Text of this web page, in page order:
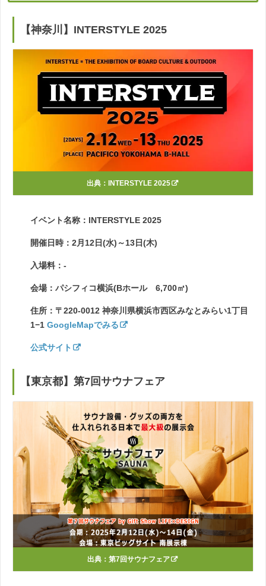
【神奈川】INTERSTYLE 2025
出典： INTERSTYLE 2025
イベント名称：INTERSTYLE 2025
開催日時：2月12日(水)～13日(木)
入場料：-
会場：パシフィコ横浜(Bホール 6,700㎡)
住所：〒220-0012 神奈川県横浜市西区みなとみらい1丁目
1−1 GoogleMapでみる
公式サイト
【東京都】第7回サウナフェア
出典： 第7回サウナフェア